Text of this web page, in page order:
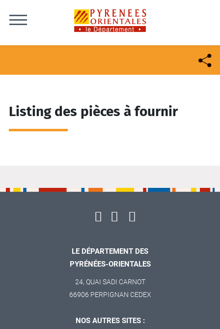
Listing des pièces à fournir
LE DÉPARTEMENT DES
PYRÉNÉES-ORIENTALES
24, QUAI SADI CARNOT
66906 PERPIGNAN CEDEX
NOS AUTRES SITES :